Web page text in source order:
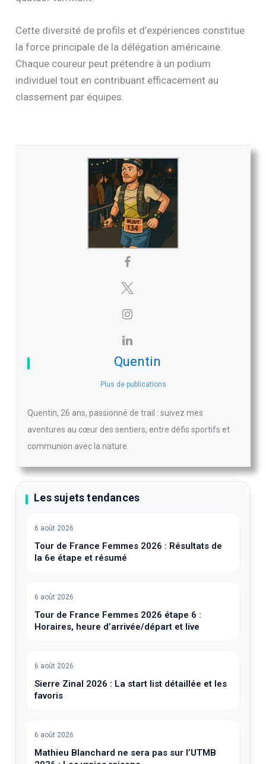
Cette diversité de profils et d’expériences constitue
la force principale de la délégation américaine.
Chaque coureur peut prétendre à un podium
individuel tout en contribuant efficacement au
classement par équipes.
Quentin
Plus de publications
Quentin, 26 ans, passionné de trail : suivez mes
aventures au cœur des sentiers, entre défis sportifs et
communion avec la nature.
Les sujets tendances
6 août 2026
Tour de France Femmes 2026 : Résultats de
la 6e étape et résumé
6 août 2026
Tour de France Femmes 2026 étape 6 :
Horaires, heure d’arrivée/départ et live
6 août 2026
Sierre Zinal 2026 : La start list détaillée et les
favoris
6 août 2026
Mathieu Blanchard ne sera pas sur l’UTMB